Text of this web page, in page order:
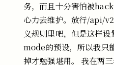
务，而且十分害怕被
心力去维护。放行/api/
义规则里吧，但是这样
mode的预设，所以我只
掉才勉强堪用。
我在两